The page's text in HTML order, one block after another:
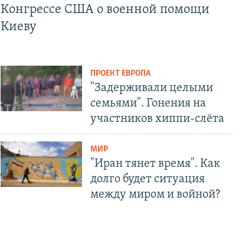
Конгрессе США о военной помощи
Киеву
ПРОЕКТ ЕВРОПА
"Задерживали целыми
семьями". Гонения на
участников хиппи-слёта
МИР
"Иран тянет время". Как
долго будет ситуация
между миром и войной?